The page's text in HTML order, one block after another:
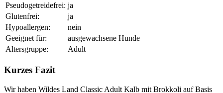
Pseudogetreidefrei: ja
Glutenfrei:
ja
Hypoallergen:
nein
Geeignet für:
ausgewachsene Hunde
Altersgruppe:
Adult
Kurzes Fazit
Wir haben Wildes Land Classic Adult Kalb mit Brokkoli auf Basis